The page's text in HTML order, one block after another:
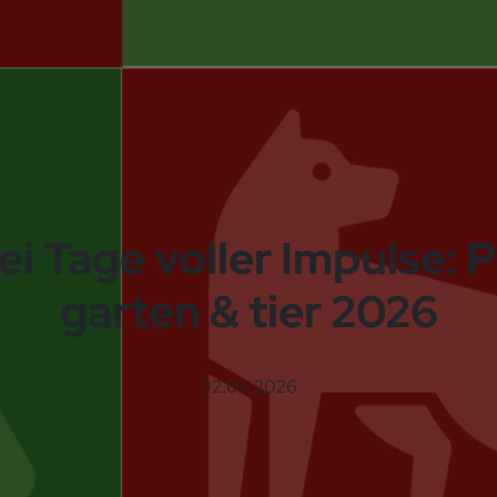
Tage voller Impulse:
garten & tier 2026
02.06.2026